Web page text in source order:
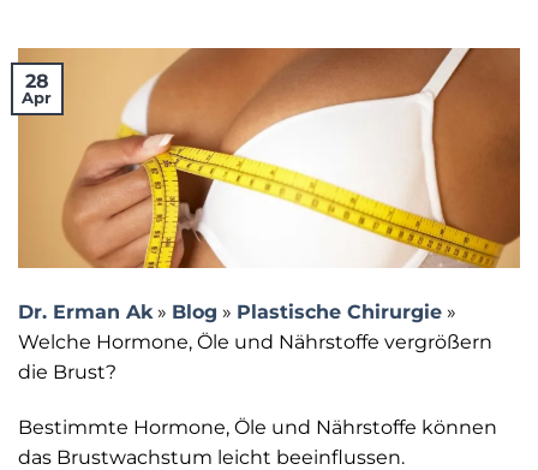
28
Apr
Dr. Erman Ak» Blog » Plastische Chirurgie »
Welche Hormone, Öle und Nährstoffe vergrößern
die Brust?
Bestimmte Hormone, Öle und Nährstoffe können
das Brustwachstum leicht beeinflussen.